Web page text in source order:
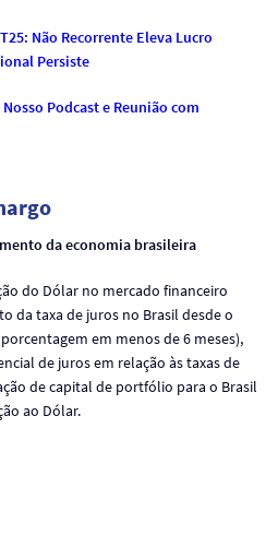
Não Recorrente Eleva Lucro
Persiste
Podcast e Reunião com
da economia brasileira
do Dólar no mercado financeiro
da taxa de juros no Brasil desde o
em menos de 6 meses),
de juros em relação às taxas de
de capital de portfólio para o Brasil
ao Dólar.